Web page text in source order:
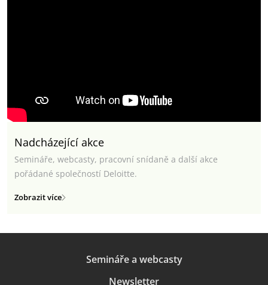
Nadcházející akce
Semináře, webcasty, pracovní snídaně a další akce
pořádané společností Deloitte.
Zobrazit více
Semináře a webcasty
Newsletter